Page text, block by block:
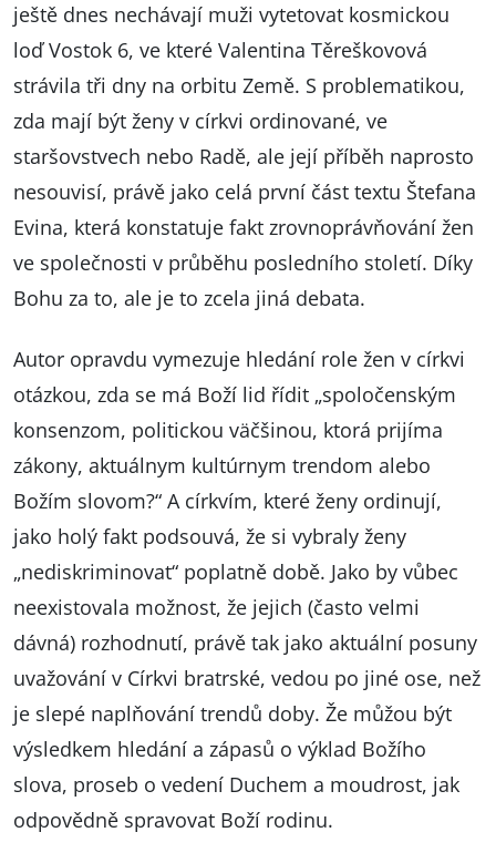
ještě dnes nechávají muži vytetovat kosmickou
loď Vostok 6, ve které Valentina Těreškovová
strávila tři dny na orbitu Země. S problematikou,
zda mají být ženy v církvi ordinované, ve
staršovstvech nebo Radě, ale její příběh naprosto
nesouvisí, právě jako celá první část textu Štefana
Evina, která konstatuje fakt zrovnoprávňování žen
ve společnosti v průběhu posledního století. Díky
Bohu za to, ale je to zcela jiná debata.
Autor opravdu vymezuje hledání role žen v církvi
otázkou, zda se má Boží lid řídit „spoločenským
konsenzom, politickou väčšinou, ktorá prijíma
zákony, aktuálnym kultúrnym trendom alebo
Božím slovom?“ A církvím, které ženy ordinují,
jako holý fakt podsouvá, že si vybraly ženy
„nediskriminovat“ poplatně době. Jako by vůbec
neexistovala možnost, že jejich (často velmi
dávná) rozhodnutí, právě tak jako aktuální posuny
uvažování v Církvi bratrské, vedou po jiné ose, než
je slepé naplňování trendů doby. Že můžou být
výsledkem hledání a zápasů o výklad Božího
slova, proseb o vedení Duchem a moudrost, jak
odpovědně spravovat Boží rodinu.